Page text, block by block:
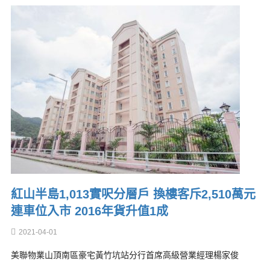
紅山半島1,013實呎分層戶 換樓客斥2,510萬元
連車位入市 2016年貨升值1成
2021-04-01
美聯物業山頂南區豪宅黃竹坑站分行首席高級營業經理楊家俊